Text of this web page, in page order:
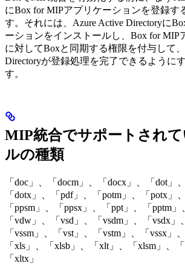
にBox for MIPアプリケーションを登録す
す。それには、Azure Active Directoryに
ーションをインストールし、Box for MIP
に対してBoxと同期する権限を付与して
Directoryが登録処理を完了できるように
す。
MIP統合でサポートされ
ルの種類
「doc」、「docm」、「docx」、「dot」
「dotx」、「pdf」、「potm」、「potx」
「ppsm」、「ppsx」、「ppt」、「pptm」
「vdw」、「vsd」、「vsdm」、「vsdx」
「vssm」、「vst」、「vstm」、「vssx」
「xls」、「xlsb」、「xlt」、「xlsm」、
「xltx」